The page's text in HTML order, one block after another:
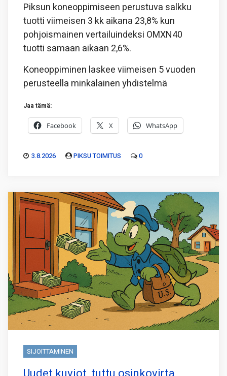
Piksun koneoppimiseen perustuva salkku
tuotti viimeisen 3 kk aikana 23,8% kun
pohjoismainen vertailuindeksi OMXN40
tuotti samaan aikaan 2,6%.
Koneoppiminen laskee viimeisen 5 vuoden
perusteella minkälainen yhdistelmä
Jaa tämä:
Facebook X WhatsApp
3.8.2026 PIKSU TOIMITUS 0
SIJOITTAMINEN